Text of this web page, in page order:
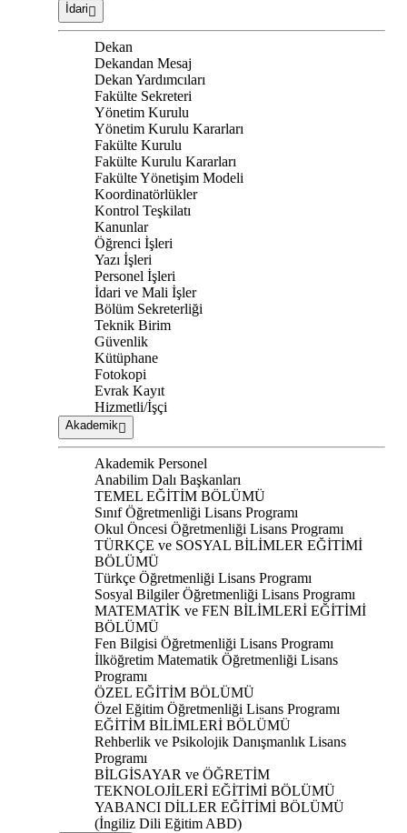
İdari
Dekan
Dekandan Mesaj
Dekan Yardımcıları
Fakülte Sekreteri
Yönetim Kurulu
Yönetim Kurulu Kararları
Fakülte Kurulu
Fakülte Kurulu Kararları
Fakülte Yönetişim Modeli
Koordinatörlükler
Kontrol Teşkilatı
Kanunlar
Öğrenci İşleri
Yazı İşleri
Personel İşleri
İdari ve Mali İşler
Bölüm Sekreterliği
Teknik Birim
Güvenlik
Kütüphane
Fotokopi
Evrak Kayıt
Hizmetli/İşçi
Akademik
Akademik Personel
Anabilim Dalı Başkanları
TEMEL EĞİTİM BÖLÜMÜ
Sınıf Öğretmenliği Lisans Programı
Okul Öncesi Öğretmenliği Lisans Programı
TÜRKÇE ve SOSYAL BİLİMLER EĞİTİMİ
BÖLÜMÜ
Türkçe Öğretmenliği Lisans Programı
Sosyal Bilgiler Öğretmenliği Lisans Programı
MATEMATİK ve FEN BİLİMLERİ EĞİTİMİ
BÖLÜMÜ
Fen Bilgisi Öğretmenliği Lisans Programı
İlköğretim Matematik Öğretmenliği Lisans
Programı
ÖZEL EĞİTİM BÖLÜMÜ
Özel Eğitim Öğretmenliği Lisans Programı
EĞİTİM BİLİMLERİ BÖLÜMÜ
Rehberlik ve Psikolojik Danışmanlık Lisans
Programı
BİLGİSAYAR ve ÖĞRETİM
TEKNOLOJİLERİ EĞİTİMİ BÖLÜMÜ
YABANCI DİLLER EĞİTİMİ BÖLÜMÜ
(İngiliz Dili Eğitim ABD)